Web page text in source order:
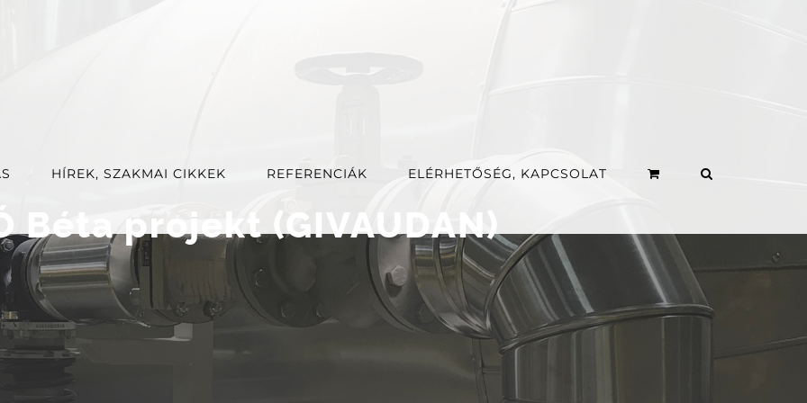
HÍREK, SZAKMAI CIKKEK REFERENCIÁK ELÉRHETŐSÉG, KAPCSOLAT
Béta projekt (GIVAUDAN)